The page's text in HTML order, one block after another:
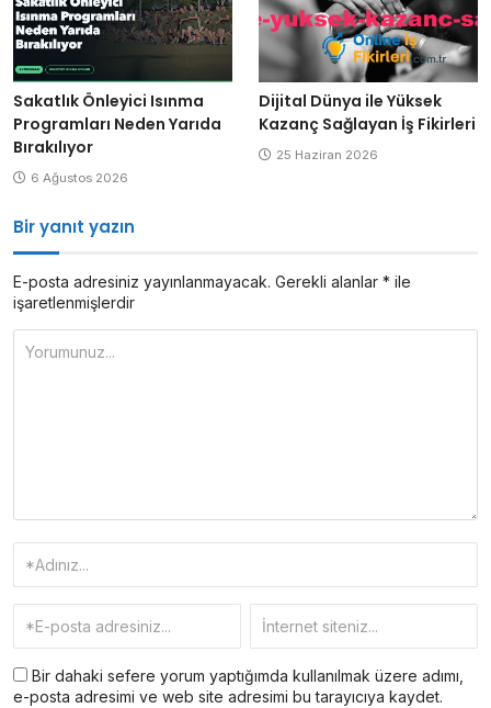
Sakatlık Önleyici Isınma
Programları Neden Yarıda
Bırakılıyor
6 Ağustos 2026
Dijital Dünya ile Yüksek
Kazanç Sağlayan İş Fikirleri
25 Haziran 2026
Bir yanıt yazın
E-posta adresiniz yayınlanmayacak. Gerekli alanlar * ile
işaretlenmişlerdir
Bir dahaki sefere yorum yaptığımda kullanılmak üzere adımı,
e-posta adresimi ve web site adresimi bu tarayıcıya kaydet.